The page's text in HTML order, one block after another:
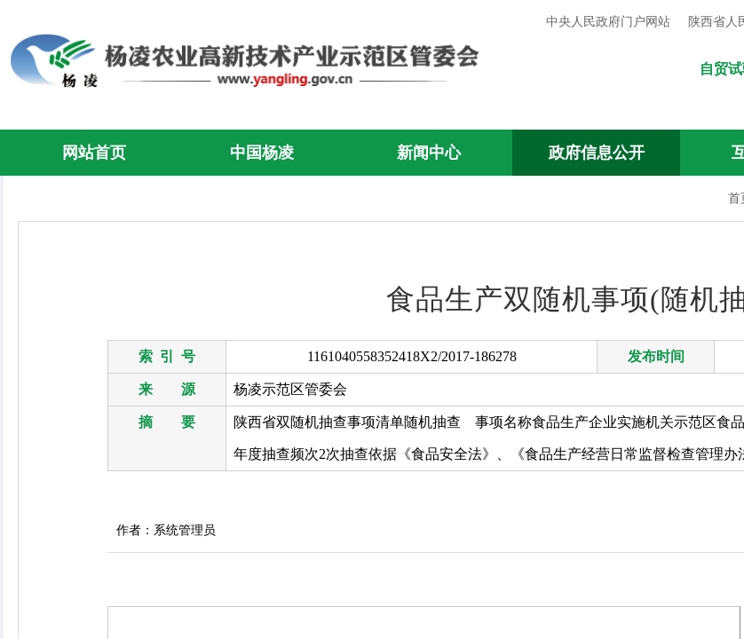
中央人民政府门户网站 陕西省人
自贸
网站首页 中国杨凌 新闻中心 政府信息公开
首
食品生产双随机事项(随机抽
索 引 号 1161040558352418X2/2017-186278 发布时间
来 源 杨凌示范区管委会
摘 要 陕西省双随机抽查事项清单随机抽查 事项名称食品生产企业实施机关示范区食
年度抽查频次2次抽查依据《食品安全法》、《食品生产经营日常监督检查管理办
作者：系统管理员